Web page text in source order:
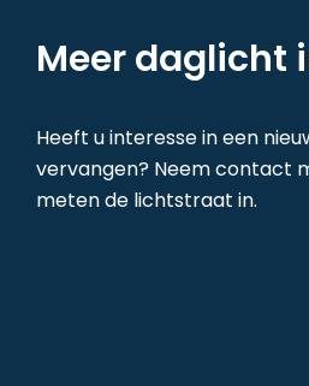
Meer daglicht
Heeft u interesse in een
vervangen? Neem contact
meten de lichtstraat in.